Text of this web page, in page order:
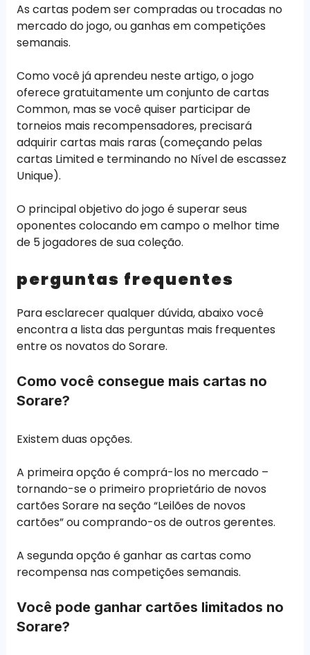
As cartas podem ser compradas ou trocadas no
mercado do jogo, ou ganhas em competições
semanais.
Como você já aprendeu neste artigo, o jogo
oferece gratuitamente um conjunto de cartas
Common, mas se você quiser participar de
torneios mais recompensadores, precisará
adquirir cartas mais raras (começando pelas
cartas Limited e terminando no Nível de escassez
Unique).
O principal objetivo do jogo é superar seus
oponentes colocando em campo o melhor time
de 5 jogadores de sua coleção.
perguntas frequentes
Para esclarecer qualquer dúvida, abaixo você
encontra a lista das perguntas mais frequentes
entre os novatos do Sorare.
Como você consegue mais cartas no
Sorare?
Existem duas opções.
A primeira opção é comprá-los no mercado –
tornando-se o primeiro proprietário de novos
cartões Sorare na seção “Leilões de novos
cartões” ou comprando-os de outros gerentes.
A segunda opção é ganhar as cartas como
recompensa nas competições semanais.
Você pode ganhar cartões limitados no
Sorare?